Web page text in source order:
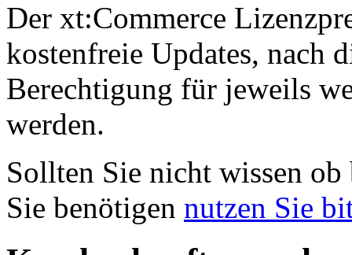
Der xt:Commerce
kostenfreie Updates, nach
Berechtigung für jeweils
werden.
Sollten Sie nicht wissen
Sie benötigen nutzen Sie